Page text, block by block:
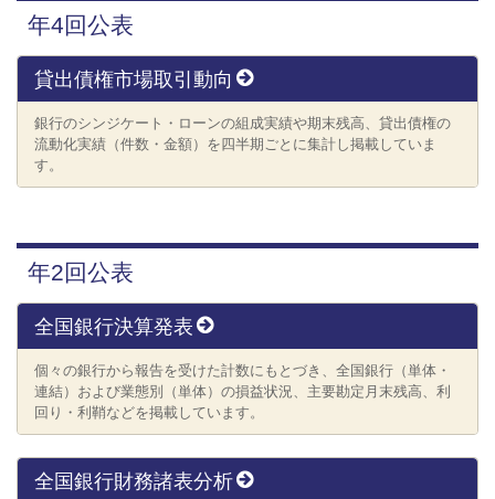
年4回公表
貸出債権市場取引動向
銀行のシンジケート・ローンの組成実績や期末残高、貸出債権の
流動化実績（件数・金額）を四半期ごとに集計し掲載していま
す。
年2回公表
全国銀行決算発表
個々の銀行から報告を受けた計数にもとづき、全国銀行（単体・
連結）および業態別（単体）の損益状況、主要勘定月末残高、利
回り・利鞘などを掲載しています。
全国銀行財務諸表分析